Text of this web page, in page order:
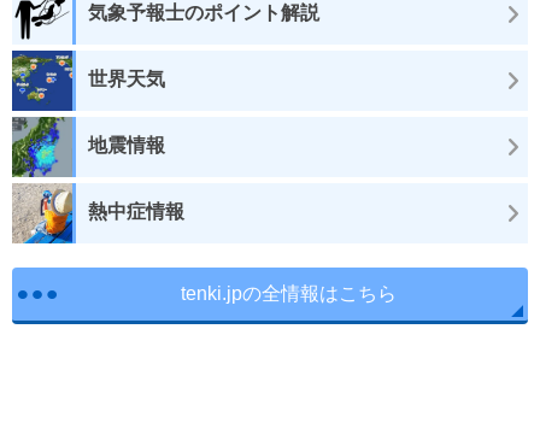
気象予報士のポイント解説
世界天気
地震情報
熱中症情報
tenki.jpの全情報はこちら